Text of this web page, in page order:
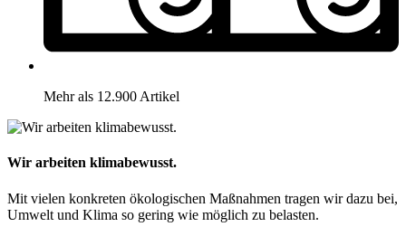
Mehr als 12.900 Artikel
Wir arbeiten klimabewusst.
Mit vielen konkreten ökologischen Maßnahmen tragen wir dazu bei,
Umwelt und Klima so gering wie möglich zu belasten.